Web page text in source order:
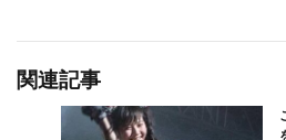
関連記事